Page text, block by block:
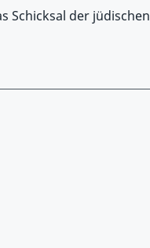
Schicksal der jüdischen